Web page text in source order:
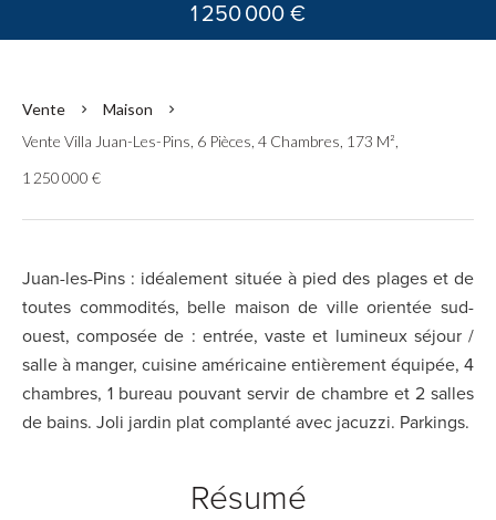
1 250 000 €
Vente
Maison
Vente Villa Juan-Les-Pins, 6 Pièces, 4 Chambres, 173 M²,
1 250 000 €
Juan-les-Pins : idéalement située à pied des plages et de
toutes commodités, belle maison de ville orientée sud-
ouest, composée de : entrée, vaste et lumineux séjour /
salle à manger, cuisine américaine entièrement équipée, 4
chambres, 1 bureau pouvant servir de chambre et 2 salles
de bains. Joli jardin plat complanté avec jacuzzi. Parkings.
Résumé